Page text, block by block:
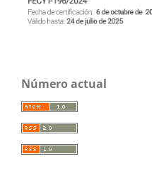
Número actual